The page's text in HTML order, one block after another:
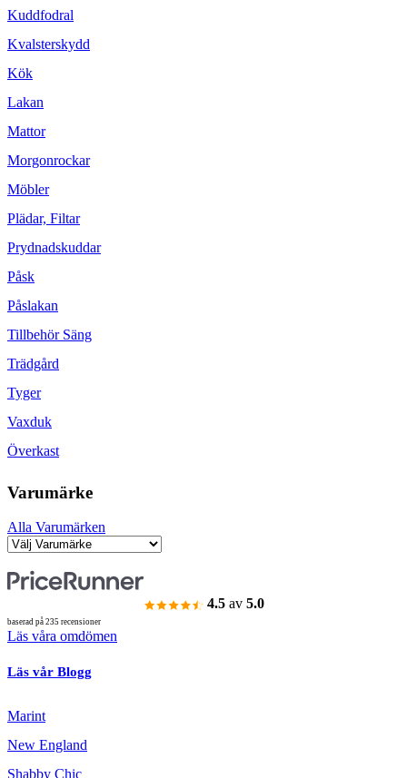
Kuddfodral
Kvalsterskydd
Kök
Lakan
Mattor
Morgonrockar
Möbler
Plädar, Filtar
Prydnadskuddar
Påsk
Påslakan
Tillbehör Säng
Trädgård
Tyger
Vaxduk
Överkast
Varumärke
Alla Varumärken
4.5 av 5.0
baserad på 235 recensioner
Läs våra omdömen
Läs vår Blogg
Marint
New England
Shabby Chic